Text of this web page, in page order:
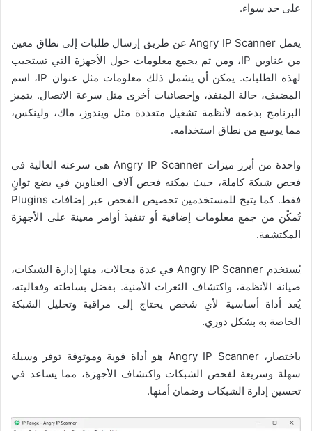
على حد سواء.
يعمل Angry IP Scanner عن طريق إرسال طلبات إلى نطاق معين
من عناوين IP، ومن ثم يجمع معلومات حول الأجهزة التي تستجيب
لهذه الطلبات. يمكن أن يشمل ذلك معلومات مثل عنوان IP، اسم
المضيف، حالة المنفذ، وإحصائيات أخرى مثل سرعة الاتصال. يتميز
البرنامج بدعمه لأنظمة تشغيل متعددة مثل ويندوز، ماك، ولينكس،
مما يوسع من نطاق استخدامه.
واحدة من أبرز ميزات Angry IP Scanner هي سرعته العالية في
فحص شبكة كاملة، حيث يمكنه فحص آلاف العناوين في بضع ثوانٍ
فقط. كما يتيح للمستخدمين تخصيص الفحص عبر إضافات Plugins
تُمكّن من جمع معلومات إضافية أو تنفيذ أوامر معينة على الأجهزة
المكتشفة.
يُستخدم Angry IP Scanner في عدة مجالات، منها إدارة الشبكات،
صيانة الأنظمة، واكتشاف الثغرات الأمنية. بفضل بساطته وفعاليته،
يُعد أداة أساسية لأي شخص يحتاج إلى مراقبة وتحليل الشبكة
الخاصة به بشكل دوري.
باختصار، Angry IP Scanner هو أداة قوية وموثوقة توفر وسيلة
سهلة وسريعة لفحص الشبكات واكتشاف الأجهزة، مما يساعد في
تحسين إدارة الشبكات وضمان أمنها.